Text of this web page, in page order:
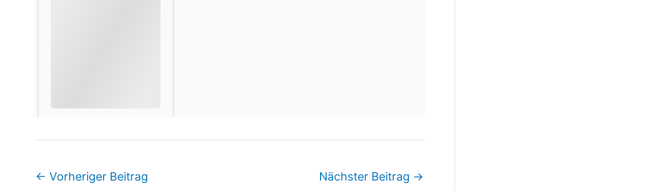
← Vorheriger Beitrag Nächster Beitrag →